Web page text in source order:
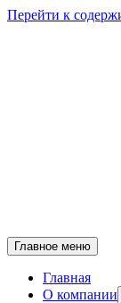
Перейти к
Главное меню
Главная
О компании